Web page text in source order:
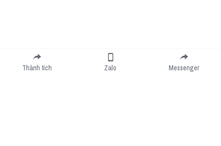
Submit
Thành tích Zalo Messenger